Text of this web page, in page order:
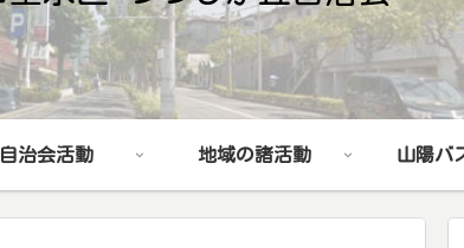
自治会活動 地域の諸活動 山陽バ